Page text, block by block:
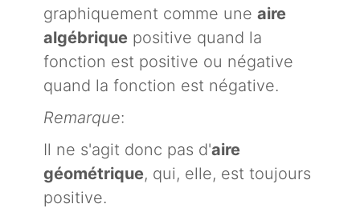
graphiquement comme une aire
algébrique positive quand la
fonction est positive ou négative
quand la fonction est négative.
Remarque:
Il ne s'agit donc pas d'aire
géométrique, qui, elle, est toujours
positive.